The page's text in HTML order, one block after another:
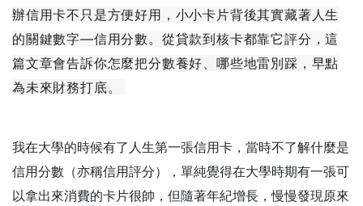
辦信用卡不只是方便好用，小小卡片背後其實藏著人生
的關鍵數字—信用分數。從貸款到核卡都靠它評分，這
篇文章會告訴你怎麼把分數養好、哪些地雷別踩，早點
為未來財務打底。
我在大學的時候有了人生第一張信用卡，當時不了解什麼是
信用分數（亦稱信用評分），單純覺得在大學時期有一張可
以拿出來消費的卡片很帥，但隨著年紀增長，慢慢發現原來